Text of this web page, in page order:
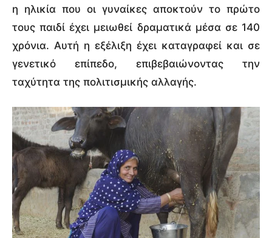
η ηλικία που οι γυναίκες αποκτούν το πρώτο
τους παιδί έχει μειωθεί δραματικά μέσα σε 140
χρόνια. Αυτή η εξέλιξη έχει καταγραφεί και σε
γενετικό επίπεδο, επιβεβαιώνοντας την
ταχύτητα της πολιτισμικής αλλαγής.